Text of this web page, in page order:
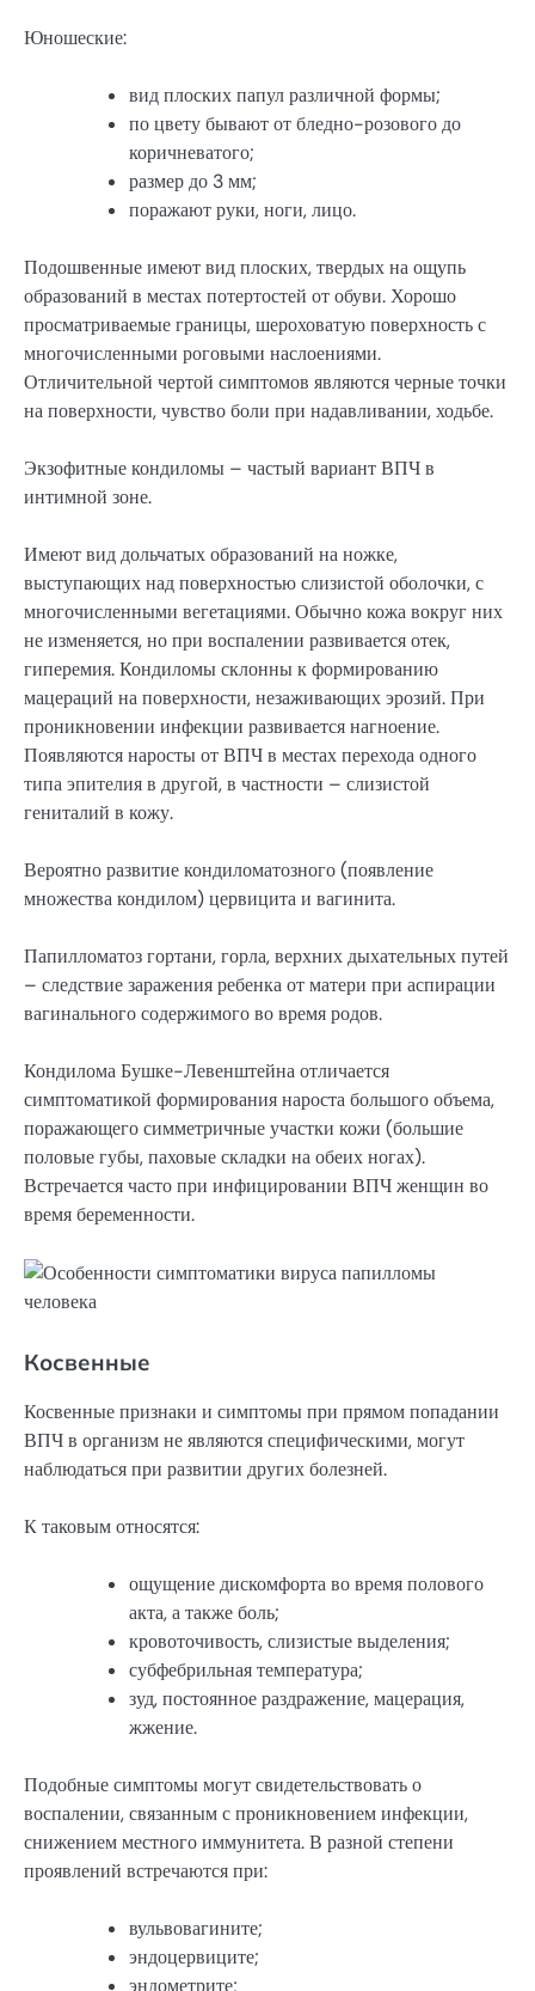
Юношеские:
вид плоских папул различной формы;
по цвету бывают от бледно-розового до
коричневатого;
размер до 3 мм;
поражают руки, ноги, лицо.
Подошвенные имеют вид плоских, твердых на ощупь
образований в местах потертостей от обуви. Хорошо
просматриваемые границы, шероховатую поверхность с
многочисленными роговыми наслоениями.
Отличительной чертой симптомов являются черные точки
на поверхности, чувство боли при надавливании, ходьбе.
Экзофитные кондиломы – частый вариант ВПЧ в
интимной зоне.
Имеют вид дольчатых образований на ножке,
выступающих над поверхностью слизистой оболочки, с
многочисленными вегетациями. Обычно кожа вокруг них
не изменяется, но при воспалении развивается отек,
гиперемия. Кондиломы склонны к формированию
мацераций на поверхности, незаживающих эрозий. При
проникновении инфекции развивается нагноение.
Появляются наросты от ВПЧ в местах перехода одного
типа эпителия в другой, в частности – слизистой
гениталий в кожу.
Вероятно развитие кондиломатозного (появление
множества кондилом) цервицита и вагинита.
Папилломатоз гортани, горла, верхних дыхательных путей
– следствие заражения ребенка от матери при аспирации
вагинального содержимого во время родов.
Кондилома Бушке-Левенштейна отличается
симптоматикой формирования нароста большого объема,
поражающего симметричные участки кожи (большие
половые губы, паховые складки на обеих ногах).
Встречается часто при инфицировании ВПЧ женщин во
время беременности.
Косвенные
Косвенные признаки и симптомы при прямом попадании
ВПЧ в организм не являются специфическими, могут
наблюдаться при развитии других болезней.
К таковым относятся:
ощущение дискомфорта во время полового
акта, а также боль;
кровоточивость, слизистые выделения;
субфебрильная температура;
зуд, постоянное раздражение, мацерация,
жжение.
Подобные симптомы могут свидетельствовать о
воспалении, связанным с проникновением инфекции,
снижением местного иммунитета. В разной степени
проявлений встречаются при:
вульвовагините;
эндоцервиците;
эндометрите;